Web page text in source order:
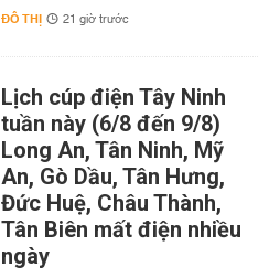
ĐÔ THỊ 21 giờ trước
Lịch cúp điện Tây Ninh
tuần này (6/8 đến 9/8)
Long An, Tân Ninh, Mỹ
An, Gò Dầu, Tân Hưng,
Đức Huệ, Châu Thành,
Tân Biên mất điện nhiều
ngày